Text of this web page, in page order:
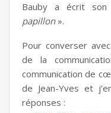
Bauby a écrit
papillon».
Pour converser
de la
communication de
de Jean-Yves et
réponses :